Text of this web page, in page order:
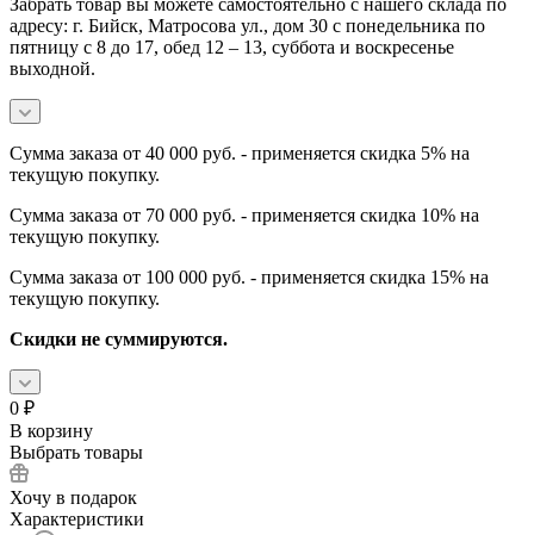
Забрать товар вы можете самостоятельно с нашего склада по
адресу: г. Бийск, Матросова ул., дом 30 с понедельника по
пятницу с 8 до 17, обед 12 – 13, суббота и воскресенье
выходной.
Сумма заказа от 40 000 руб. - применяется скидка 5% на
текущую покупку.
Сумма заказа от 70 000 руб. - применяется скидка 10% на
текущую покупку.
Сумма заказа от 100 000 руб. - применяется скидка 15% на
текущую покупку.
Скидки не суммируются.
0 ₽
В корзину
Выбрать товары
Хочу в подарок
Характеристики